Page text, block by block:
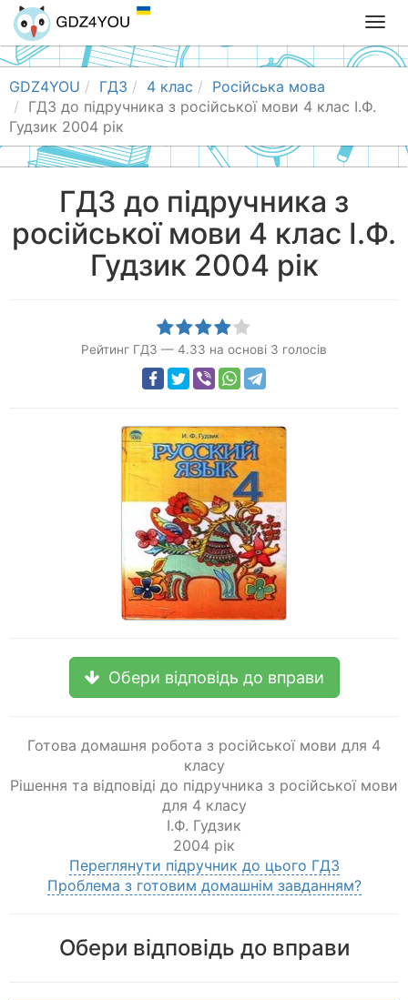
T
o
g
n
a
g
a
GDZ4YOU ГДЗ 4 клас
Російська мова
ГДЗ до підручника з російської мови 4 клас І.Ф.
Гудзик 2004 рік
ГДЗ до підручника з
російської мови 4 клас І.Ф.
Гудзик 2004 рік
Рейтинг ГДЗ — 4.33 на основі 3 голосів
Обери відповідь до вправи
Готова домашня робота з російської мови для 4
класу
Рішення та відповіді до підручника з російської мови
для 4 класу
І.Ф. Гудзик
2004 рік
Переглянути підручник до цього ГДЗ
Проблема з готовим домашнім завданням?
Обери відповідь до вправи